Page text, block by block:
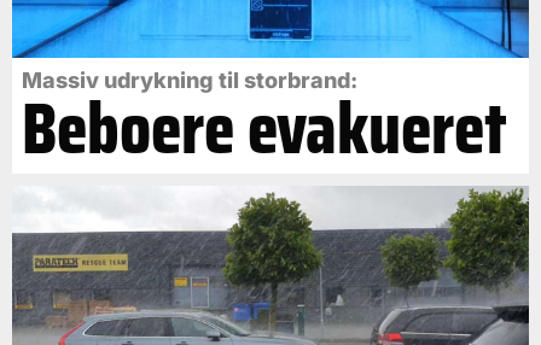
Massiv udrykning til storbrand:
Beboere evakueret